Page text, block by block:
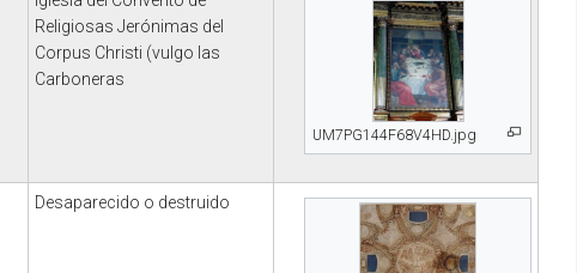
Religiosas Jerónimas del
Corpus Christi (vulgo las
Carboneras
UM7PG144F68V4HD.jpg
Desaparecido o destruido